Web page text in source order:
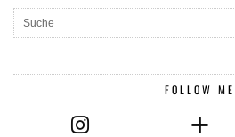
FOLLOW ME